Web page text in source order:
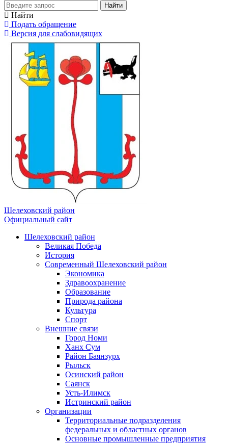
Найти
Найти
Подать обращение
Версия для слабовидящих
Шелеховский район
Официальный сайт
Шелеховский район
Великая Победа
История
Современный Шелеховский район
Экономика
Здравоохранение
Образование
Природа района
Культура
Спорт
Внешние связи
Город Номи
Ханх Сум
Район Баянзурх
Рыльск
Осинский район
Саянск
Усть-Илимск
Истринский район
Организации
Территориальные подразделения
федеральных и областных органов
Основные промышленные предприятия